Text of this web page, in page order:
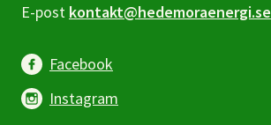
E-post kontakt@hedemoraenergi.se
Facebook
Instagram